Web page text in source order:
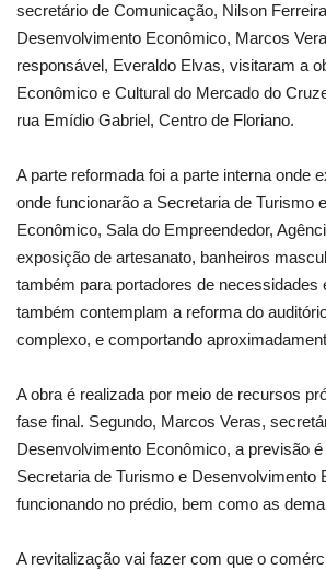
secretário de Comunicação, Nilson
Desenvolvimento Econômico, Marcos
responsável, Everaldo Elvas, visitaram a
Econômico e Cultural do Mercado do
rua Emídio Gabriel, Centro de Floriano.
A parte reformada foi a parte interna onde
onde funcionarão a Secretaria de Turismo
Econômico, Sala do Empreendedor,
exposição de artesanato, banheiros
também para portadores de necessidades
também contemplam a reforma do
complexo, e comportando
A obra é realizada por meio de recursos
fase final. Segundo, Marcos Veras,
Desenvolvimento Econômico, a previsão
Secretaria de Turismo e Desenvolvimento
funcionando no prédio, bem como as
A revitalização vai fazer com que o